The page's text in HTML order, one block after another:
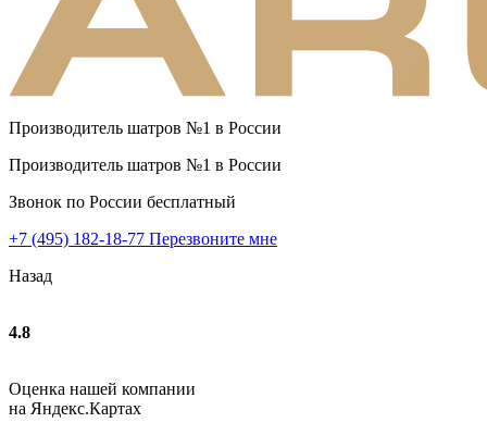
Производитель шатров №1 в России
Производитель шатров №1 в России
Звонок по России бесплатный
+7 (495) 182-18-77 Перезвоните мне
Назад
4.8
Оценка нашей компании
на Яндекс.Картах